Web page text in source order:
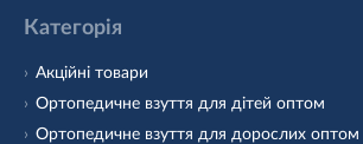
Категорія
Акційні товари
Ортопедичне взуття для дітей оптом
Ортопедичне взуття для дорослих оптом